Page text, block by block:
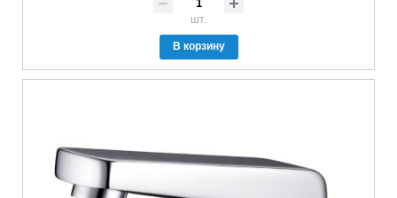
шт.
В корзину